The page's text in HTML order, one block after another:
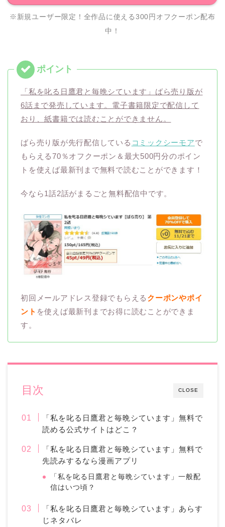
※新規ユーザー限定！全作品に使える300円オフクーポン配布
中！
「私を叱る日鷹君と毎晩シています」ばら売り版が
6話まで発売しています。電子書籍限定で配信して
おり、紙書籍では読むことができません。
ばら売り版が先行配信している コミックシーモアで
もらえる70％オフクーポン＆最大500円分のポイン
トを使えば最新刊まで無料で読むことができます！
今なら1話2話がまるごと無料配信中です。
初回メールアドレス登録でもらえる クーポンやポイ
ント を使えば最新刊までお得に読むことができま
す。
CLOSE
目次
「私を叱る日鷹君と毎晩シています」無料で
読める公式サイトはどこ？
「私を叱る日鷹君と毎晩シています」無料で
先読みするなら漫画アプリ
「私を叱る日鷹君と毎晩シています」一般配
信はいつ頃？
「私を叱る日鷹君と毎晩シています」あらす
じネタバレ